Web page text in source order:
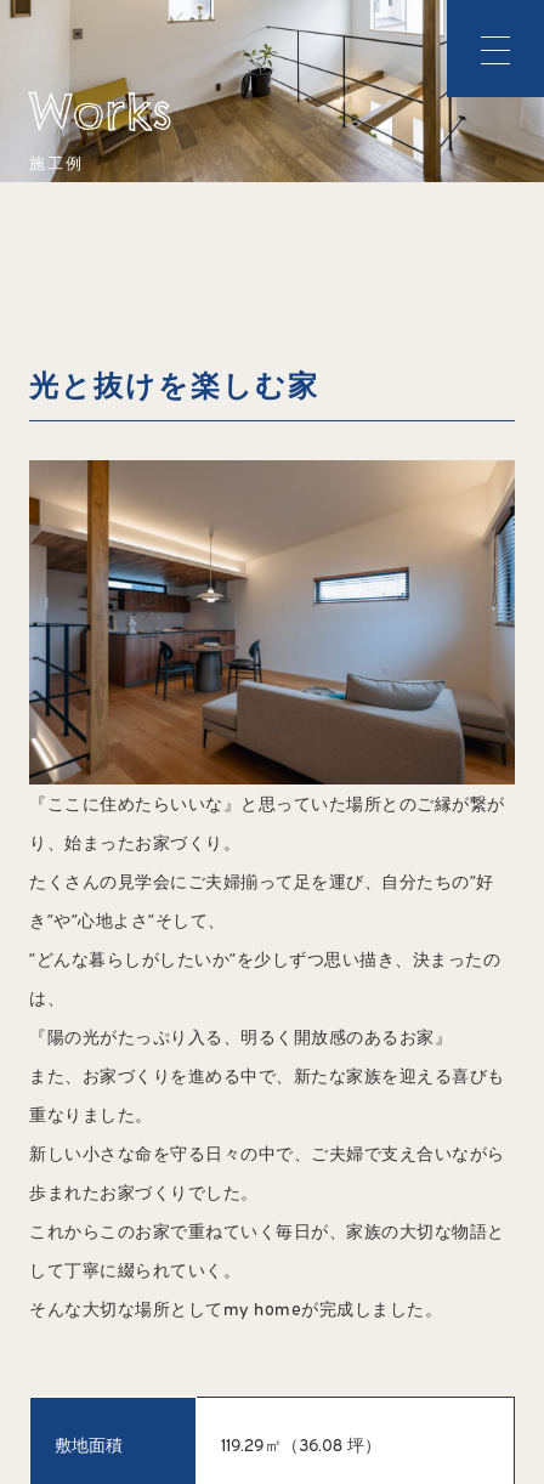
Works
施工例
光と抜けを楽しむ家
『ここに住めたらいいな』と思っていた場所とのご縁が繋が
り、始まったお家づくり。
たくさんの見学会にご夫婦揃って足を運び、自分たちの”好
き”や”心地よさ”そして、
”どんな暮らしがしたいか”を少しずつ思い描き、決まったの
は、
『陽の光がたっぷり入る、明るく開放感のあるお家』
また、お家づくりを進める中で、新たな家族を迎える喜びも
重なりました。
新しい小さな命を守る日々の中で、ご夫婦で支え合いながら
歩まれたお家づくりでした。
これからこのお家で重ねていく毎日が、家族の大切な物語と
して丁寧に綴られていく。
そんな大切な場所としてmy homeが完成しました。
敷地面積 119.29㎡（36.08 坪）